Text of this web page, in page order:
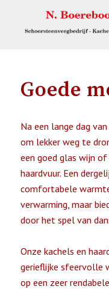
Goede
Na een lange dag
om lekker weg te
een goed glas wijn of
haardvuur. Een
comfortabele
verwarming, maar
door het spel van
Onze kachels en
gerieflijke sfeervolle
op een zeer